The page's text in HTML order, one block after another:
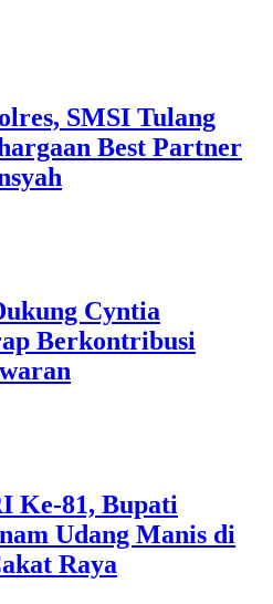
SMSI Tulang
Best Partner
Cyntia
Berkontribusi
Ke-81, Bupati
Udang Manis di
Raya